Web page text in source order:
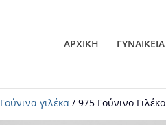
ΑΡΧΙΚΗ ΓΥΝΑΙΚΕΙΑ
Γούνινα γιλέκα / 975 Γούνινο Γιλέκο